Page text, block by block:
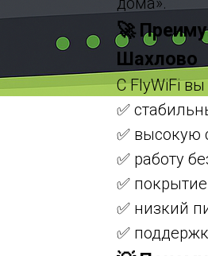
🚀
Шахлово
С FlyWiFi вы
✅
✅ высокую
✅ работу
✅
✅ низкий
✅